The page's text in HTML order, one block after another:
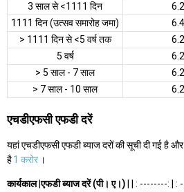
3 साल से <1111 दिन
1111 दिन (उत्सव समारोह जमा)
> 1111 दिन से <5 वर्ष तक
5 वर्ष
> 5 साल - 7 साल
> 7 साल - 10 साल
एचडीएफसी एफडी दरें
यहां एचडीएफसी एफडी ब्याज दरों की सूची दी गई है और
है1 करोर ।
कार्यकाल|एफडी ब्याज दरें (पी। ए।) | | : --------: | :